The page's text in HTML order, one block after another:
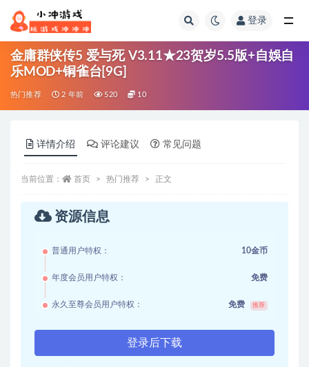
登录
金庸群侠传5 爱与死 V3.11★23贺岁5.5版+自娛自
乐MOD+铜雀台[9G]
热门推荐 2 年前 520 10
详情介绍 评论建议 常见问题
当前位置： 首页 热门推荐 正文
资源信息
普通用户特权： 10金币
年度会员用户特权： 免费
永久至尊会员用户特权： 免费 推荐
登录后下载